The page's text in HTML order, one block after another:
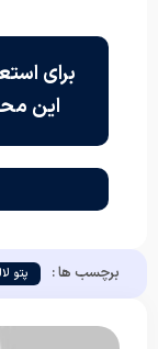
برای
این
برچسب ها : پتو